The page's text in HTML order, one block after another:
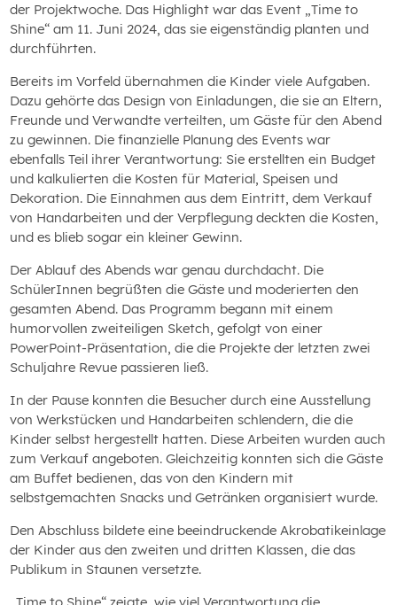
der Projektwoche. Das Highlight war das Event „Time to
Shine“ am 11. Juni 2024, das sie eigenständig planten und
durchführten.
Bereits im Vorfeld übernahmen die Kinder viele Aufgaben.
Dazu gehörte das Design von Einladungen, die sie an Eltern,
Freunde und Verwandte verteilten, um Gäste für den Abend
zu gewinnen. Die finanzielle Planung des Events war
ebenfalls Teil ihrer Verantwortung: Sie erstellten ein Budget
und kalkulierten die Kosten für Material, Speisen und
Dekoration. Die Einnahmen aus dem Eintritt, dem Verkauf
von Handarbeiten und der Verpflegung deckten die Kosten,
und es blieb sogar ein kleiner Gewinn.
Der Ablauf des Abends war genau durchdacht. Die
SchülerInnen begrüßten die Gäste und moderierten den
gesamten Abend. Das Programm begann mit einem
humorvollen zweiteiligen Sketch, gefolgt von einer
PowerPoint-Präsentation, die die Projekte der letzten zwei
Schuljahre Revue passieren ließ.
In der Pause konnten die Besucher durch eine Ausstellung
von Werkstücken und Handarbeiten schlendern, die die
Kinder selbst hergestellt hatten. Diese Arbeiten wurden auch
zum Verkauf angeboten. Gleichzeitig konnten sich die Gäste
am Buffet bedienen, das von den Kindern mit
selbstgemachten Snacks und Getränken organisiert wurde.
Den Abschluss bildete eine beeindruckende Akrobatikeinlage
der Kinder aus den zweiten und dritten Klassen, die das
Publikum in Staunen versetzte.